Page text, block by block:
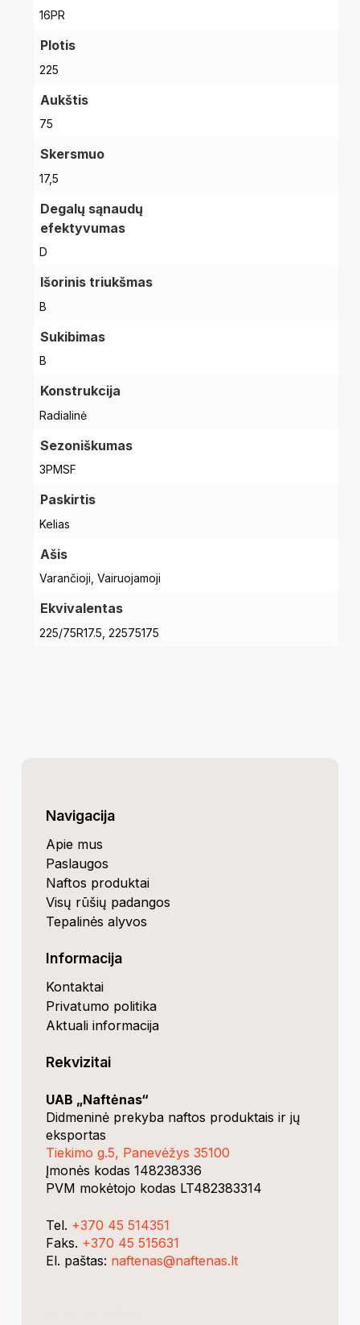
16PR
Plotis
225
Aukštis
75
Skersmuo
17,5
Degalų sąnaudų
efektyvumas
D
Išorinis triukšmas
B
Sukibimas
B
Konstrukcija
Radialinė
Sezoniškumas
3PMSF
Paskirtis
Kelias
Ašis
Varančioji, Vairuojamoji
Ekvivalentas
225/75R17.5, 22575175
Navigacija
Apie mus
Paslaugos
Naftos produktai
Visų rūšių padangos
Tepalinės alyvos
Informacija
Kontaktai
Privatumo politika
Aktuali informacija
Rekvizitai
UAB „Naftėnas“
Didmeninė prekyba naftos produktais ir jų
eksportas
Tiekimo g.5, Panevėžys 35100
Įmonės kodas 148238336
PVM mokėtojo kodas LT482383314
Tel. +370 45 514351
Faks. +370 45 515631
El. paštas: naftenas@naftenas.lt